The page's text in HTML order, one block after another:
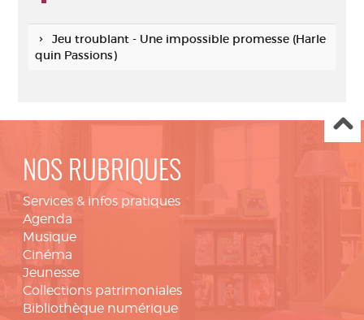
Jeu troublant - Une impossible promesse (Harle
quin Passions)
NOS RUBRIQUES
Services & infos pratiques
Agenda
Musique
Cinéma
Jeunesse
Collections patrimoniales
Bibliothèque numérique